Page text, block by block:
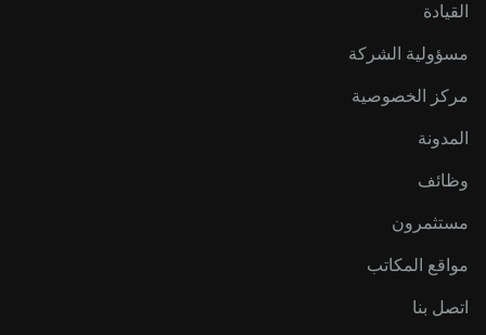
القيادة
مسؤولية الشركة
مركز الخصوصية
المدونة
وظائف
مستثمرون
مواقع المكاتب
اتصل بنا